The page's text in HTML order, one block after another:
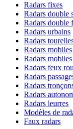
Radars fixes
Radars double
Radars double
Radars urbains
Radars
Radars mobiles
Radars
Radars feux
Radars
Radars
Radars
Radars leurres
Modèles de
Faux radars